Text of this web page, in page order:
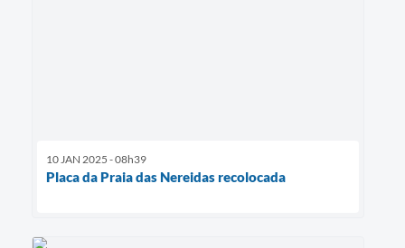
10 JAN 2025 - 08h39
Placa da Praia das Nereidas recolocada